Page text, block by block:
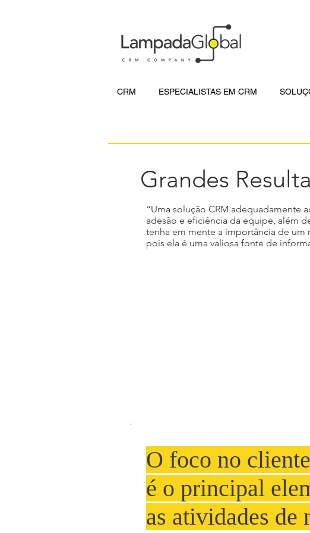
CRM ESPECIALISTAS EM CRM
Grandes
“Uma solução CRM adequadamente
adesão e eficiência da equipe, além
tenha em mente a importância de
pois ela é uma valiosa fonte de
O foco no cliente
é o principal
as atividades de